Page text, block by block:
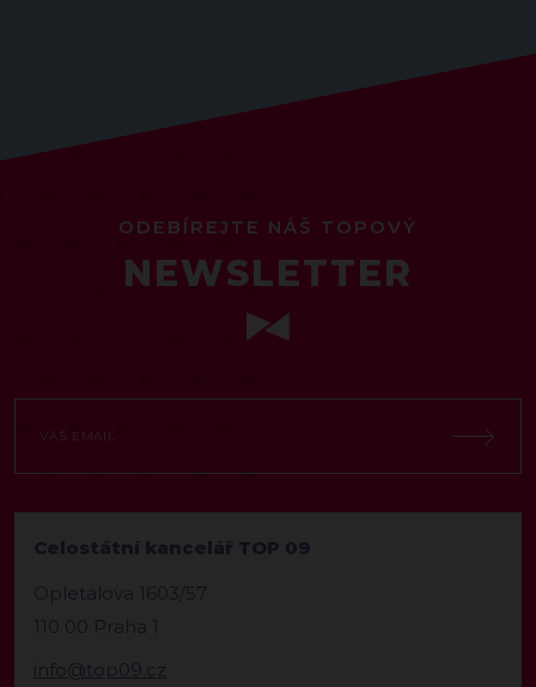
ODEBÍREJTE NÁŠ TOPOVÝ
NEWSLETTER
Celostátní kancelář TOP 09
Opletalova 1603/57
110 00 Praha 1
info@top09.cz